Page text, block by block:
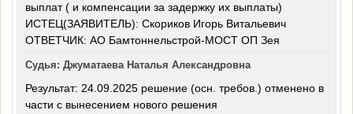
выплат ( и компенсации за задержку их выплаты)
ИСТЕЦ(ЗАЯВИТЕЛЬ): Скориков Игорь Витальевич
ОТВЕТЧИК: АО Бамтоннельстрой-МОСТ ОП Зея
Судья: Джуматаева Наталья Александровна
Результат: 24.09.2025 решение (осн. требов.) отменено в
части с вынесением нового решения